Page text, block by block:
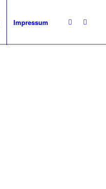
Impressum